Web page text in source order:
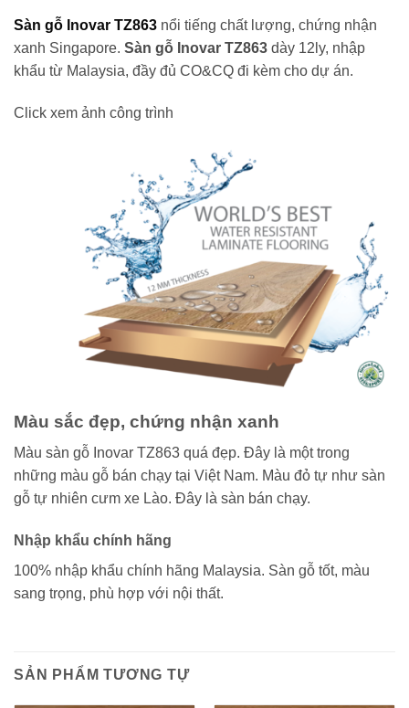
Sàn gỗ Inovar TZ863 nổi tiếng chất lượng, chứng nhận
xanh Singapore. Sàn gỗ Inovar TZ863 dày 12ly, nhập
khẩu từ Malaysia, đầy đủ CO&CQ đi kèm cho dự án.
Click xem ảnh công trình
Màu sắc đẹp, chứng nhận xanh
Màu sàn gỗ Inovar TZ863 quá đẹp. Đây là một trong
những màu gỗ bán chạy tại Việt Nam. Màu đỏ tự như sàn
gỗ tự nhiên cưm xe Lào. Đây là sàn bán chạy.
Nhập khẩu chính hãng
100% nhập khẩu chính hãng Malaysia. Sàn gỗ tốt, màu
sang trọng, phù hợp với nội thất.
SẢN PHẨM TƯƠNG TỰ